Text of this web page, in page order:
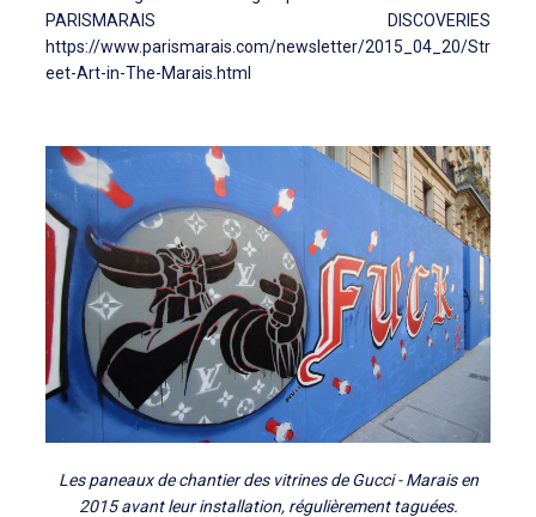
PARISMARAIS DISCOVERIES
https://www.parismarais.com/newsletter/2015_04_20/Str
eet-Art-in-The-Marais.html
Les paneaux de chantier des vitrines de Gucci - Marais en
2015 avant leur installation, régulièrement taguées.